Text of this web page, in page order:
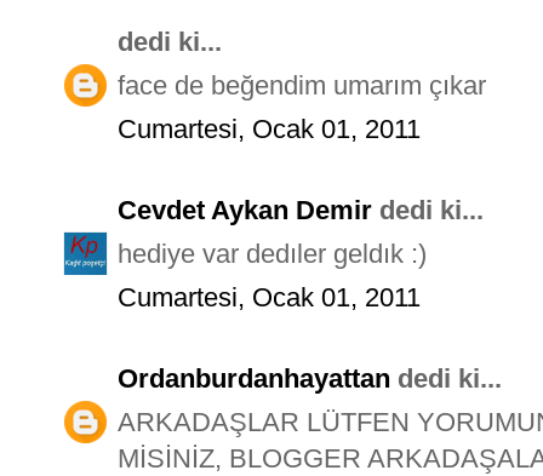
dedi ki...
face de beğendim umarım çıkar
Cumartesi, Ocak 01, 2011
Cevdet Aykan Demir dedi ki...
hediye var dedıler geldık :)
Cumartesi, Ocak 01, 2011
Ordanburdanhayattan dedi ki...
ARKADAŞLAR LÜTFEN
MİSİNİZ, BLOGGER